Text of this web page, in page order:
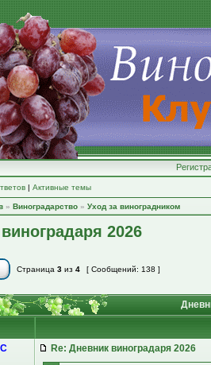
| Активные темы
» Виноградарство » Уход за виноградником
2026
Страница 3 из 4 [ Сообщений: 138 ]
Re: Дневник виноградаря 2026